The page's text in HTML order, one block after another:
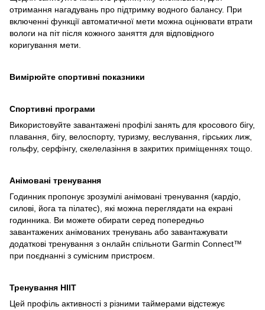
отримання нагадувань про підтримку водного балансу. При
включенні функції автоматичної мети можна оцінювати втрати
вологи на піт після кожного заняття для відповідного
коригування мети.
Вимірюйте спортивні показники
Спортивні програми
Використовуйте завантажені профілі занять для кросового бігу,
плавання, бігу, велоспорту, туризму, веслування, гірських лиж,
гольфу, серфінгу, скелелазіння в закритих приміщеннях тощо.
Анімовані тренування
Годинник пропонує зрозумілі анімовані тренування (кардіо,
силові, йога та пілатес), які можна переглядати на екрані
годинника. Ви можете обирати серед попередньо
завантажених анімованих тренувань або завантажувати
додаткові тренування з онлайн спільноти Garmin Connect™
при поєднанні з сумісним пристроєм.
Тренування HIIT
Цей профіль активності з різними таймерами відстежує